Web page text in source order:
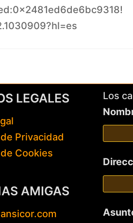
LEGALES
Privacidad
Cookies
AMIGAS
Los